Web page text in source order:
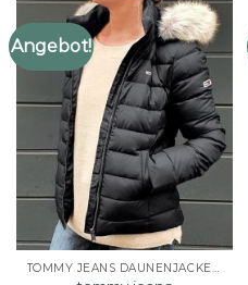
Angebot!
TOMMY JEANS DAUNENJACKE DAMEN